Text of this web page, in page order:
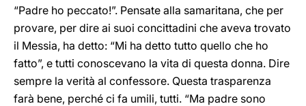
“Padre ho peccato!”. Pensate alla samaritana, che per
provare, per dire ai suoi concittadini che aveva trovato
il Messia, ha detto: “Mi ha detto tutto quello che ho
fatto”, e tutti conoscevano la vita di questa donna. Dire
sempre la verità al confessore. Questa trasparenza
farà bene, perché ci fa umili, tutti. “Ma padre sono